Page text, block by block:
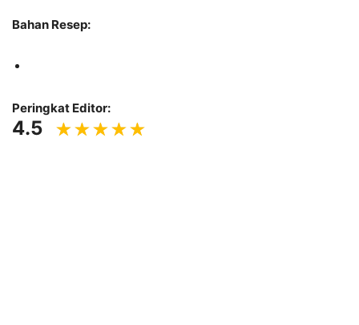
Bahan Resep:
Peringkat Editor:
4.5